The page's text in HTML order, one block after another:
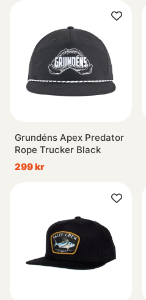
Grundéns Apex Predator
Rope Trucker Black
299 kr